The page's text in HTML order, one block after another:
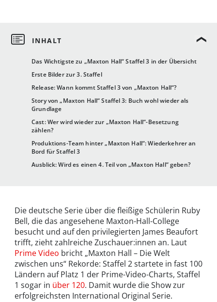
Das Wichtigste zu „Maxton Hall“ Staffel 3 in der Übersicht
Erste Bilder zur 3. Staffel
Release: Wann kommt Staffel 3 von „Maxton Hall“?
Story von „Maxton Hall“ Staffel 3: Buch wohl wieder als
Grundlage
Cast: Wer wird wieder zur „Maxton Hall“-Besetzung
zählen?
Produktions-Team hinter „Maxton Hall“: Wiederkehrer an
Bord für Staffel 3
Ausblick: Wird es einen 4. Teil von „Maxton Hall“ geben?
Die deutsche Serie über die fleißige Schülerin Ruby
Bell, die das angesehene Maxton-Hall-College
besucht und auf den privilegierten James Beaufort
trifft, zieht zahlreiche Zuschauer:innen an. Laut
Prime Video bricht „Maxton Hall – Die Welt
zwischen uns“ Rekorde: Staffel 2 startete in fast 100
Ländern auf Platz 1 der Prime-Video-Charts, Staffel
1 sogar in über 120. Damit wurde die Show zur
erfolgreichsten International Original Serie.